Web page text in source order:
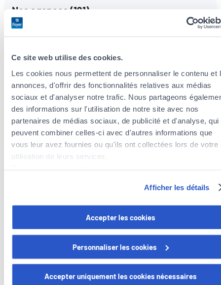
Ce site web utilise des cookies.
Les cookies nous permettent de personnaliser le contenu et
annonces, d'offrir des fonctionnalités relatives aux médias
sociaux et d'analyser notre trafic. Nous partageons
des informations sur l'utilisation de notre site avec nos
partenaires de médias sociaux, de publicité et d'analyse, qui
peuvent combiner celles-ci avec d'autres informations que
vous leur avez fournies ou qu'ils ont collectées lors de votre
utilisation de leurs services.
Vous avez la possibilité de retirer votre consentement à tout
moment en cliquant sur le lien "gestion des cookies" en bas
Certains de ces cookies sont strictement nécessaires au
fonctionnement du site. Notez que si vous désactivez des
Afficher les détails
Accepter les cookies
Personnaliser les cookies
Accepter uniquement les cookies nécessaires
Nos agences (191)
Toutes les langues
Agents d’assurances à proximité de la
Foyer Assurances
12, rue Léon Laval,